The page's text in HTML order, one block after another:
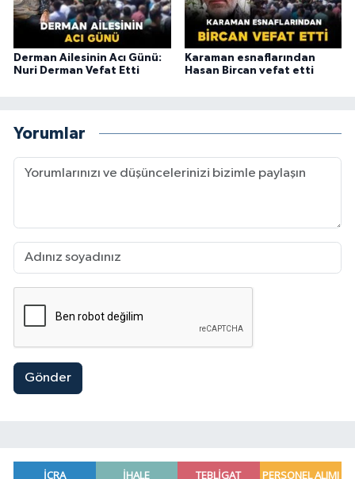
Derman Ailesinin Acı Günü:
Nuri Derman Vefat Etti
Karaman esnaflarından
Hasan Bircan vefat etti
Yorumlar
Gönder